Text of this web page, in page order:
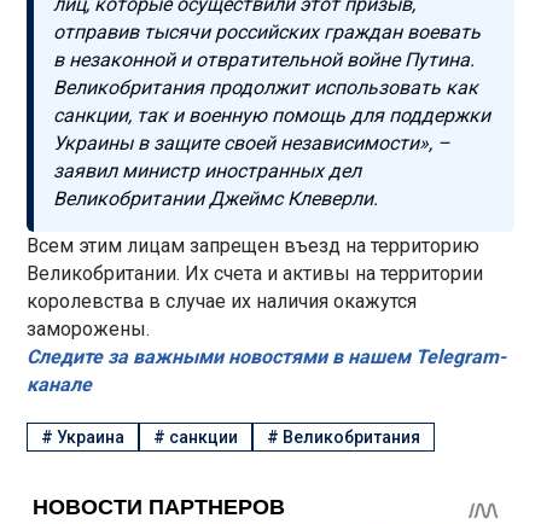
отправив тысячи российских граждан воевать
в незаконной и отвратительной войне Путина.
Великобритания продолжит использовать как
санкции, так и военную помощь для поддержки
Украины в защите своей независимости», –
заявил министр иностранных дел
Великобритании Джеймс Клеверли.
Всем этим лицам запрещен въезд на территорию
Великобритании. Их счета и активы на территории
королевства в случае их наличия окажутся
заморожены.
Следите за важными новостями в нашем Telegram-
канале
#Украина # санкции # Великобритания